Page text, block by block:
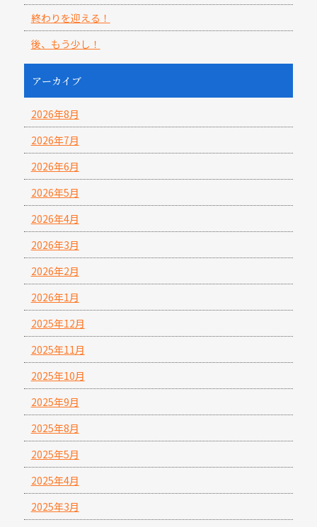
終わりを迎える！
後、もう少し！
アーカイブ
2026年8月
2026年7月
2026年6月
2026年5月
2026年4月
2026年3月
2026年2月
2026年1月
2025年12月
2025年11月
2025年10月
2025年9月
2025年8月
2025年5月
2025年4月
2025年3月